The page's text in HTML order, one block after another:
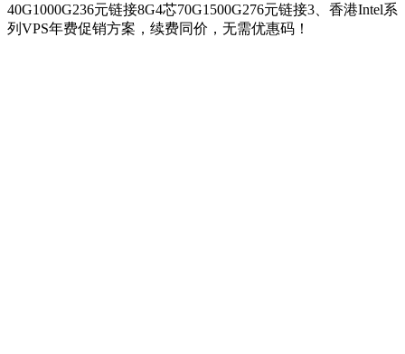
40G1000G236元链接8G4芯70G1500G276元链接3、香港Intel系
列VPS年费促销方案，续费同价，无需优惠码！